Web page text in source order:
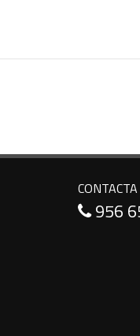
956